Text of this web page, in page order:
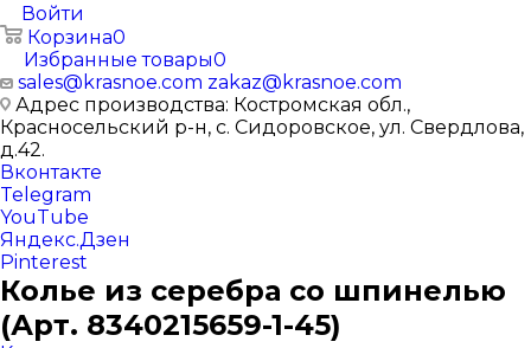
Войти
Корзина0
Избранные товары0
sales@krasnoe.com zakaz@krasnoe.com
Адрес производства: Костромская обл.,
Красносельский р-н, с. Сидоровское, ул. Свердлова,
д.42.
Вконтакте
Telegram
YouTube
Яндекс.Дзен
Pinterest
Колье из серебра со шпинелью
(Арт. 8340215659-1-45)